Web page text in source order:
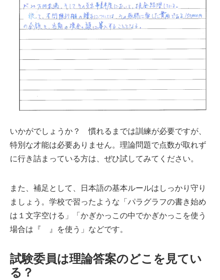
いかがでしょうか？ 慣れるまでは訓練が必要ですが、
特別な才能は必要ありません。理論問題で点数が取れず
に行き詰まっている方は、ぜひ試してみてください。
また、補足として、日本語の基本ルールはしっかり守り
ましょう。学校で習ったような「パラグラフの書き始め
は１文字空ける」「かぎかっこの中でかぎかっこを使う
場合は『 』を使う」などです。
試験委員は理論答案のどこを見てい
る？